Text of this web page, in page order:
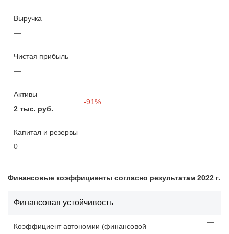
Выручка
—
Чистая прибыль
—
Активы
2 тыс. руб.
-91%
Капитал и резервы
0
Финансовые коэффициенты согласно результатам 2022 г.
Финансовая устойчивость
Коэффициент автономии (финансовой
—